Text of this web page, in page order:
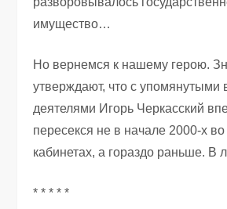
имущество…
Но вернемся к нашему герою.
утверждают, что с
деятелями Игорь Черкасский
пересекся не в начале 2000-х
кабинетах, а гораздо раньше. В
* * * * *